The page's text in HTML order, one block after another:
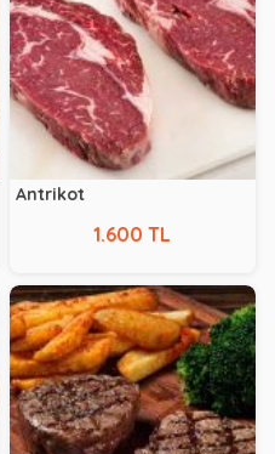
Antrikot
1.600 TL